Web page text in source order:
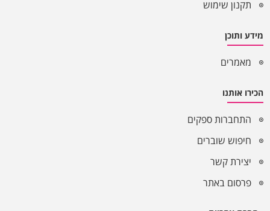
תקנון שימוש
מידע ותוכן
מאמרים
הכירו אותנו
התחברות ספקים
חיפוש שוברים
יצירת קשר
פרסום באתר